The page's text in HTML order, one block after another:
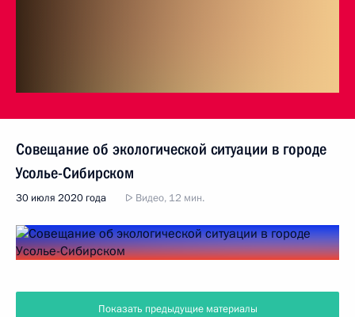
Совещание об экологической ситуации в городе
Усолье-Сибирском
30 июля 2020 года Видео, 12 мин.
Показать предыдущие материалы